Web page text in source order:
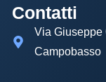
Contatti
Via Giuseppe
Campobasso